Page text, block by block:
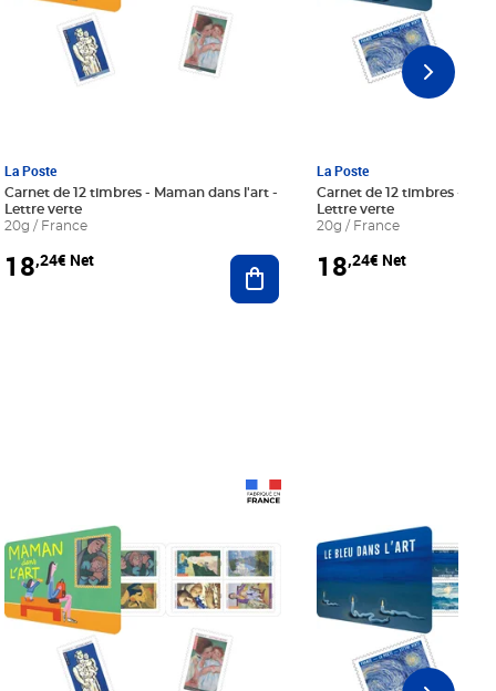
au panier
La Poste
Carnet de 12 timbres - Maman dans l'art -
Lettre verte
20g / France
18,24€ Net Ajouter au panier
La Poste
Carnet de 12 timbres - Le
Lettre verte
20g / France
18,24€ Net